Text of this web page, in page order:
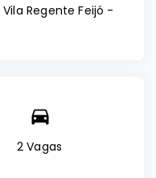
Vila Regente Feijó -
2 Vagas